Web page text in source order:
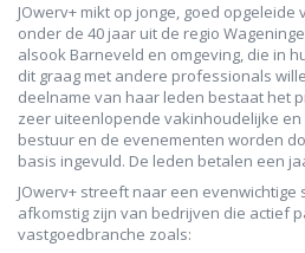
JOwerv+ mikt op jonge, goed
onder de 40 jaar uit de regio
alsook Barneveld en omgeving, die in
dit graag met andere professionals
deelname van haar leden bestaat het
zeer uiteenlopende vakinhoudelijke
bestuur en de evenementen worden
basis ingevuld. De leden betalen een
JOwerv+ streeft naar een
afkomstig zijn van bedrijven die actief
vastgoedbranche zoals: